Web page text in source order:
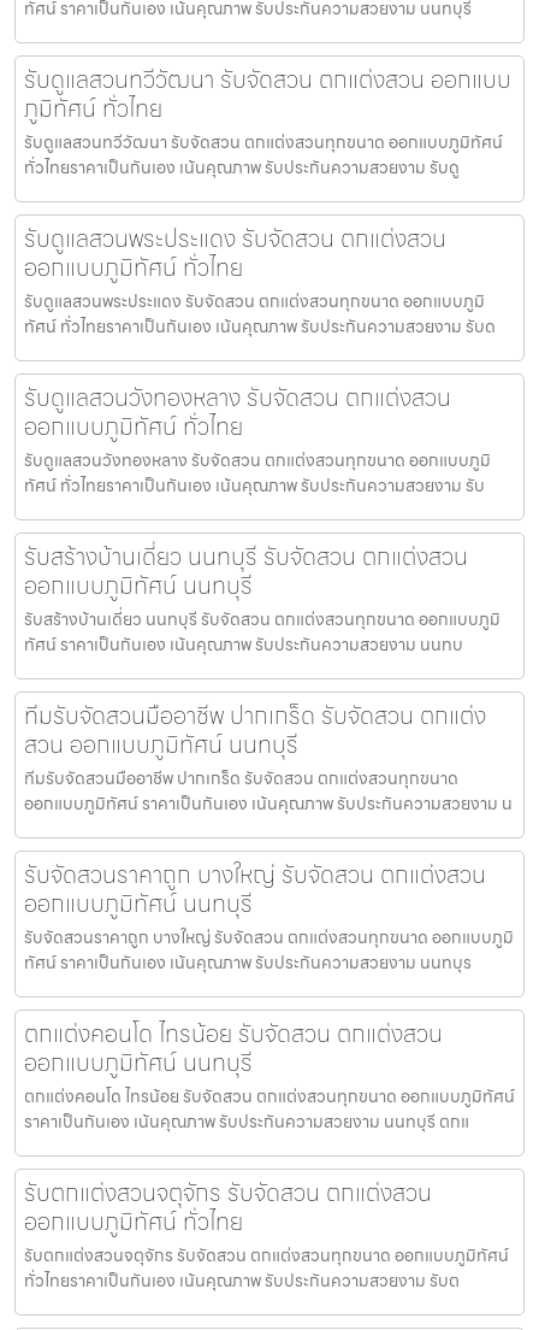
ทัศน์ ราคาเป็นกันเอง เน้นคุณภาพ รับประกันความสวยงาม นนทบุรี
รับดูแลสวนทวีวัฒนา รับจัดสวน ตกแต่งสวน ออกแบบ
ภูมิทัศน์ ทั่วไทย
รับดูแลสวนทวีวัฒนา รับจัดสวน ตกแต่งสวนทุกขนาด ออกแบบภูมิทัศน์
ทั่วไทยราคาเป็นกันเอง เน้นคุณภาพ รับประกันความสวยงาม รับดู
รับดูแลสวนพระประแดง รับจัดสวน ตกแต่งสวน
ออกแบบภูมิทัศน์ ทั่วไทย
รับดูแลสวนพระประแดง รับจัดสวน ตกแต่งสวนทุกขนาด ออกแบบภูมิ
ทัศน์ ทั่วไทยราคาเป็นกันเอง เน้นคุณภาพ รับประกันความสวยงาม รับด
รับดูแลสวนวังทองหลาง รับจัดสวน ตกแต่งสวน
ออกแบบภูมิทัศน์ ทั่วไทย
รับดูแลสวนวังทองหลาง รับจัดสวน ตกแต่งสวนทุกขนาด ออกแบบภูมิ
ทัศน์ ทั่วไทยราคาเป็นกันเอง เน้นคุณภาพ รับประกันความสวยงาม รับ
รับสร้างบ้านเดี่ยว นนทบุรี รับจัดสวน ตกแต่งสวน
ออกแบบภูมิทัศน์ นนทบุรี
รับสร้างบ้านเดี่ยว นนทบุรี รับจัดสวน ตกแต่งสวนทุกขนาด ออกแบบภูมิ
ทัศน์ ราคาเป็นกันเอง เน้นคุณภาพ รับประกันความสวยงาม นนทบ
ทีมรับจัดสวนมืออาชีพ ปากเกร็ด รับจัดสวน ตกแต่ง
สวน ออกแบบภูมิทัศน์ นนทบุรี
ทีมรับจัดสวนมืออาชีพ ปากเกร็ด รับจัดสวน ตกแต่งสวนทุกขนาด
ออกแบบภูมิทัศน์ ราคาเป็นกันเอง เน้นคุณภาพ รับประกันความสวยงาม น
รับจัดสวนราคาถูก บางใหญ่ รับจัดสวน ตกแต่งสวน
ออกแบบภูมิทัศน์ นนทบุรี
รับจัดสวนราคาถูก บางใหญ่ รับจัดสวน ตกแต่งสวนทุกขนาด ออกแบบภูมิ
ทัศน์ ราคาเป็นกันเอง เน้นคุณภาพ รับประกันความสวยงาม นนทบุร
ตกแต่งคอนโด ไทรน้อย รับจัดสวน ตกแต่งสวน
ออกแบบภูมิทัศน์ นนทบุรี
ตกแต่งคอนโด ไทรน้อย รับจัดสวน ตกแต่งสวนทุกขนาด ออกแบบภูมิทัศน์
ราคาเป็นกันเอง เน้นคุณภาพ รับประกันความสวยงาม นนทบุรี ตกแ
รับตกแต่งสวนจตุจักร รับจัดสวน ตกแต่งสวน
ออกแบบภูมิทัศน์ ทั่วไทย
รับตกแต่งสวนจตุจักร รับจัดสวน ตกแต่งสวนทุกขนาด ออกแบบภูมิทัศน์
ทั่วไทยราคาเป็นกันเอง เน้นคุณภาพ รับประกันความสวยงาม รับต